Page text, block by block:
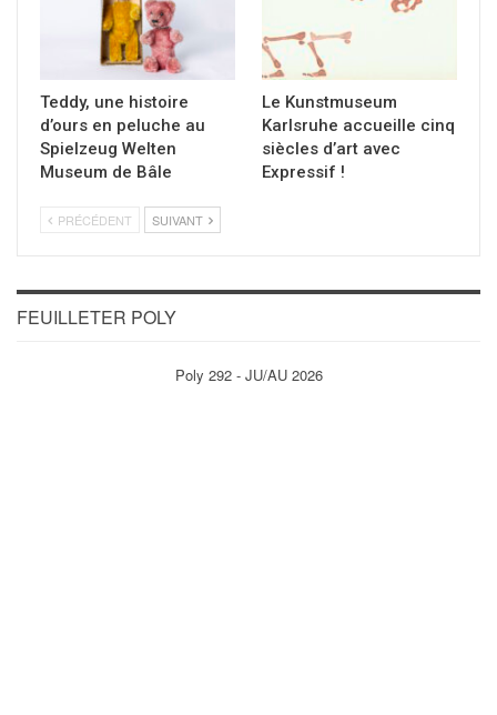
Teddy, une histoire
d’ours en peluche au
Spielzeug Welten
Museum de Bâle
Le Kunstmuseum
Karlsruhe accueille cinq
siècles d’art avec
Expressif !
PRÉCÉDENT SUIVANT
FEUILLETER POLY
Poly 292 - JU/AU 2026